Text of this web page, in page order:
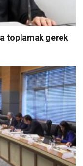
toplamak gerek